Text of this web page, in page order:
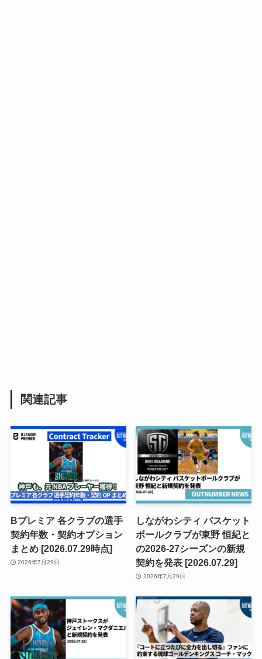
関連記事
Bプレミア 各クラブの選手
契約年数・契約オプション
まとめ [2026.07.29時点]
2026年7月29日
しながわシティ バスケット
ボールクラブが東野 恒紀と
の2026-27シーズンの新規
契約を発表 [2026.07.29]
2026年7月29日